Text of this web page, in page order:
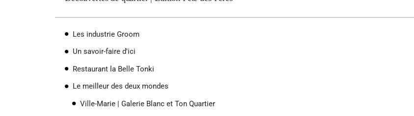
Les industrie Groom
Un savoir-faire d'ici
Restaurant la Belle Tonki
Le meilleur des deux mondes
Ville-Marie | Galerie Blanc et Ton Quartier